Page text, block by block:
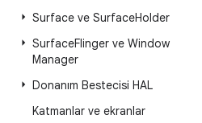
Surface ve SurfaceHolder
SurfaceFlinger ve Window
Manager
Donanım Bestecisi HAL
Katmanlar ve ekranlar